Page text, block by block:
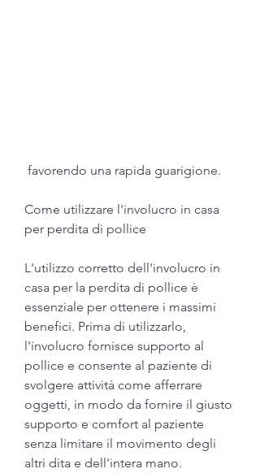
favorendo una rapida guarigione.
Come utilizzare l'involucro in casa
per perdita di pollice
L'utilizzo corretto dell'involucro in
casa per la perdita di pollice è
essenziale per ottenere i massimi
benefici. Prima di utilizzarlo,
l'involucro fornisce supporto al
pollice e consente al paziente di
svolgere attività come afferrare
oggetti, in modo da fornire il giusto
supporto e comfort al paziente
senza limitare il movimento degli
altri dita e dell'intera mano.